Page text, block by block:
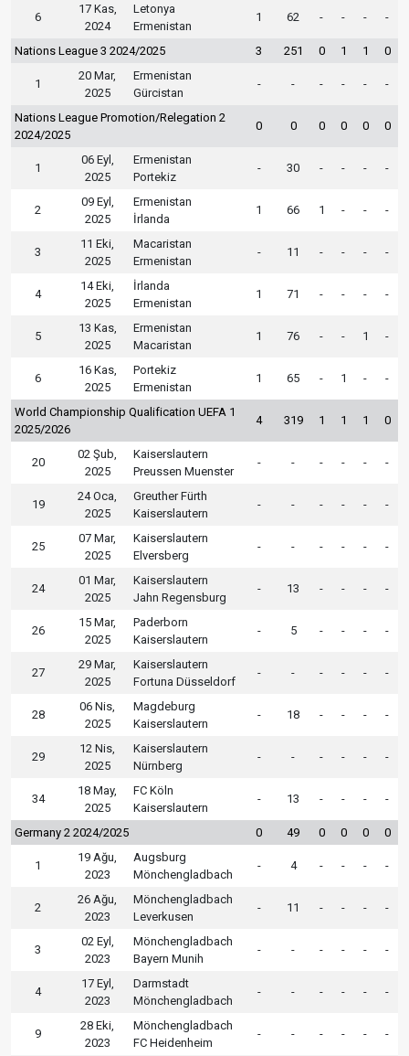
6
17 Kas,
2024
Letonya
Ermenistan
1 62 - - - -
Nations League 3 2024/2025 3 251 0 1 1 0
1
20 Mar,
2025
Ermenistan
Gürcistan
- - - - - -
Nations League Promotion/Relegation 2
2024/2025
0 0 0 0 0 0
1
06 Eyl,
2025
Ermenistan
Portekiz
- 30 - - - -
2
09 Eyl,
2025
Ermenistan
İrlanda
1 66 1 - - -
3
11 Eki,
2025
Macaristan
Ermenistan
- 11 - - - -
4
14 Eki,
2025
İrlanda
Ermenistan
1 71 - - - -
5
13 Kas,
2025
Ermenistan
Macaristan
1 76 - - 1 -
6
16 Kas,
2025
Portekiz
Ermenistan
1 65 - 1 - -
World Championship Qualification UEFA 1
2025/2026
4 319 1 1 1 0
20
02 Şub,
2025
Kaiserslautern
Preussen Muenster
- - - - - -
19
24 Oca,
2025
Greuther Fürth
Kaiserslautern
- - - - - -
25
07 Mar,
2025
Kaiserslautern
Elversberg
- - - - - -
24
01 Mar,
2025
Kaiserslautern
Jahn Regensburg
- 13 - - - -
26
15 Mar,
2025
Paderborn
Kaiserslautern
- 5 - - - -
27
29 Mar,
2025
Kaiserslautern
Fortuna Düsseldorf
- - - - - -
28
06 Nis,
2025
Magdeburg
Kaiserslautern
- 18 - - - -
29
12 Nis,
2025
Kaiserslautern
Nürnberg
- - - - - -
34
18 May,
2025
FC Köln
Kaiserslautern
- 13 - - - -
Germany 2 2024/2025 0 49 0 0 0 0
1
19 Ağu,
2023
Augsburg
Mönchengladbach
- 4 - - - -
2
26 Ağu,
2023
Mönchengladbach
Leverkusen
- 11 - - - -
3
02 Eyl,
2023
Mönchengladbach
Bayern Munih
- - - - - -
4
17 Eyl,
2023
Darmstadt
Mönchengladbach
- - - - - -
9
28 Eki,
2023
Mönchengladbach
FC Heidenheim
- - - - - -